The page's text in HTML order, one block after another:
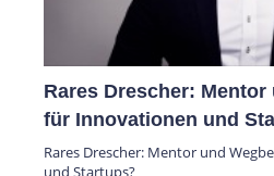
Rares Drescher:
für Innovationen und
Rares Drescher: Mentor und
und Startups?